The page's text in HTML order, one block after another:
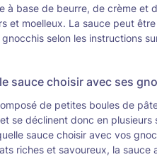
à base de beurre, de crème et
et moelleux. La sauce peut
selon les instructions
sauce choisir avec ses
de petites boules de
se déclinent donc en plusieurs
sauce choisir avec vos
riches et savoureux, la